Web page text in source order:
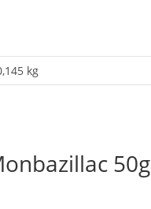
kg
50g